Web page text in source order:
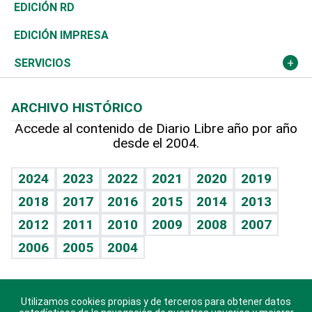
Ocenanía
Caribe
Resto del mundo
Telecom.
Global y variable
Economía personal
Sociales
Novedades
Podcast Arte Libre
Hablando con el pediatra
Vida y familia
Eñe
Celebrando la vida
Sin complejos
En pocas palabras
Tenis
Olimpismo
Más deportes
Línea de hit
TBT Deportivo
El Espía
Noticiero Poteleche
Columnistas
Más firmas
Historia
Martes de tecnología
Cambio climático
Revista
Deportes
Opinión
Hecho en casa
Guía del dinero
EDICIÓN RD
EDICIÓN IMPRESA
SERVICIOS
Cumpleaños
Horóscopos
Crucigramas
ARCHIVO HISTÓRICO
Accede al contenido de Diario Libre año por año
desde el 2004.
2024 2023 2022 2021 2020
2019
2018
2017 2016 2015 2014
2013
2012
2011 2010 2009 2008
2007
2006
2005 2004
Descarga nuestras aplicaciones para Android, iOS y
Utilizamos cookies propias y de terceros para obtener datos